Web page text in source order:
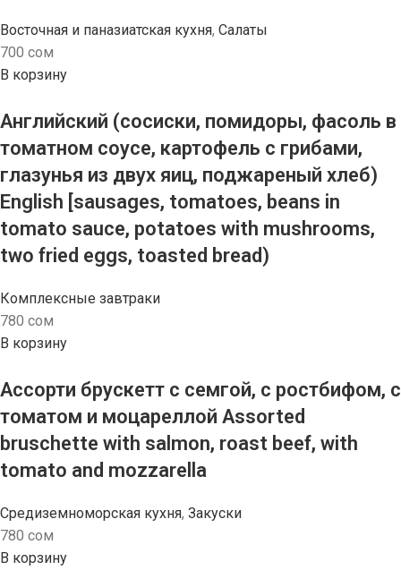
Восточная и паназиатская кухня, Салаты
700 сом
В корзину
Английский (сосиски, помидоры, фасоль в
томатном соусе, картофель с грибами,
глазунья из двух яиц, поджареный хлеб)
English [sausages, tomatoes, beans in
tomato sauce, potatoes with mushrooms,
two fried eggs, toasted bread)
Комплексные завтраки
780 сом
В корзину
Ассорти брускетт с семгой, с ростбифом, с
томатом и моцареллой Assorted
bruschette with salmon, roast beef, with
tomato and mozzarella
Средиземноморская кухня, Закуски
780 сом
В корзину